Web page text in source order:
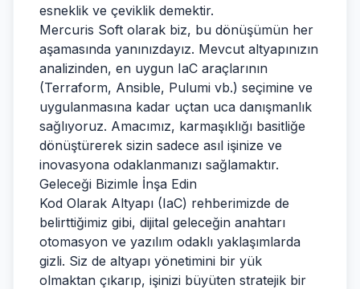
esneklik ve çeviklik demektir.
Mercuris Soft olarak biz, bu dönüşümün her
aşamasında yanınızdayız. Mevcut altyapınızın
analizinden, en uygun IaC araçlarının
(Terraform, Ansible, Pulumi vb.) seçimine ve
uygulanmasına kadar uçtan uca danışmanlık
sağlıyoruz. Amacımız, karmaşıklığı basitliğe
dönüştürerek sizin sadece asıl işinize ve
inovasyona odaklanmanızı sağlamaktır.
Geleceği Bizimle İnşa Edin
Kod Olarak Altyapı (IaC) rehberimizde de
belirttiğimiz gibi, dijital geleceğin anahtarı
otomasyon ve yazılım odaklı yaklaşımlarda
gizli. Siz de altyapı yönetimini bir yük
olmaktan çıkarıp, işinizi büyüten stratejik bir